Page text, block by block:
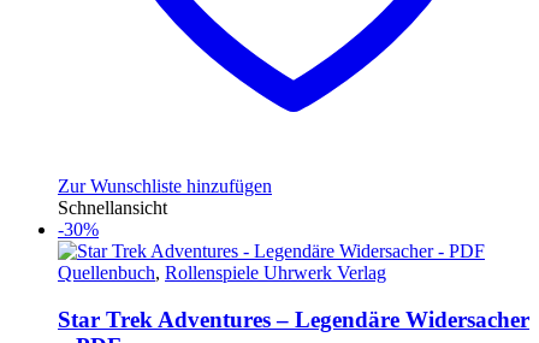
Zur Wunschliste hinzufügen
Schnellansicht
-30%
Quellenbuch, Rollenspiele Uhrwerk Verlag
Star Trek Adventures – Legendäre Widersacher